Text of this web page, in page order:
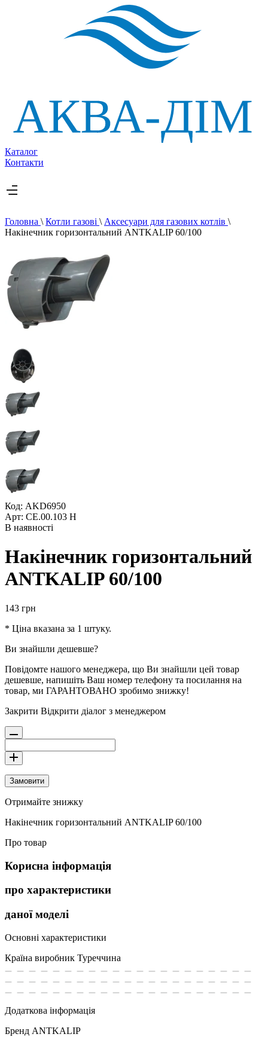
Каталог
Контакти
Головна \ Котли газові \ Аксесуари для газових котлів \
Накінечник горизонтальний ANTKALIP 60/100
Код: AKD6950
Арт: CE.00.103 H
В наявності
Накінечник горизонтальний
ANTKALIP 60/100
143 грн
* Ціна вказана за 1 штуку.
Ви знайшли дешевше?
Повідомте нашого менеджера, що Ви знайшли цей товар
дешевше, напишіть Ваш номер телефону та посилання на
товар, ми ГАРАНТОВАНО зробимо знижку!
Закрити Відкрити діалог з менеджером
Замовити
Отримайте знижку
Накінечник горизонтальний ANTKALIP 60/100
Про товар
Корисна інформація
про характеристики
даної моделі
Основні характеристики
Країна виробник Туреччина
Додаткова інформація
Бренд ANTKALIP